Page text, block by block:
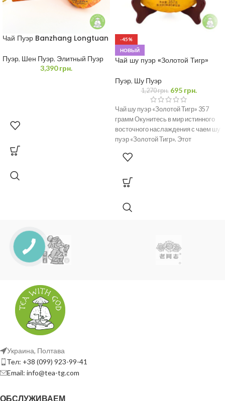
Чай Пуэр Banzhang Longtuan
Пуэр, Шен Пуэр, Элитный Пуэр
3,390грн.
-45%
НОВЫЙ
Чай шу пуэр «Золотой Тигр»
Пуэр, Шу Пуэр
1,270грн. 695грн.
Чай шу пуэр «Золотой Тигр» 357
грамм Окунитесь в мир истинного
восточного наслаждения с чаем шу
пуэр «Золотой Тигр». Этот
Украина, Полтава
Тел: +38 (099) 923-99-41
Email: info@tea-tg.com